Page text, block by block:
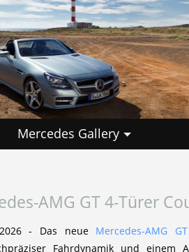
Mercedes Gallery
AMG GT 4-Türer
- Das neue Mercedes‑AMG
Fahrdynamik und